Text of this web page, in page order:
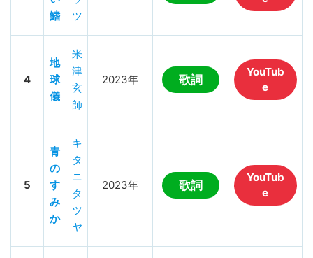
鰭
ツ
4
地
球
儀
米
津
玄
師
2023年 歌詞
YouTub
e
5
青
の
す
み
か
キ
タ
ニ
タ
ツ
ヤ
2023年 歌詞
YouTub
e